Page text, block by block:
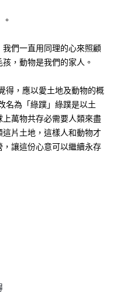
們一直用同理的心來照顧
，動物是我們的家人。
得，應以愛土地及動物的概
名為「綠蹼」綠蹼是以土
萬物共存必需要人類來盡
片土地，這樣人和動物才
讓這份心意可以繼續永存